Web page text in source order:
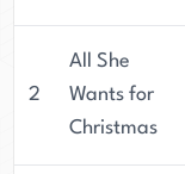
2
All She
Wants for
Christmas